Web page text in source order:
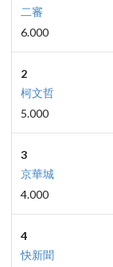
二審
6.000
2
柯文哲
5.000
3
京華城
4.000
4
快新聞